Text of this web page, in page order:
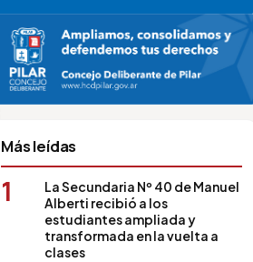
HCD
de Medios Vecinales
Más leídas
1
La Secundaria Nº 40 de Manuel
Alberti recibió a los
estudiantes ampliada y
transformada en la vuelta a
clases